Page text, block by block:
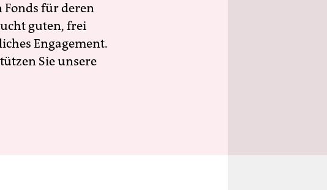
Fonds für deren
guten, frei
Engagement.
Sie unsere